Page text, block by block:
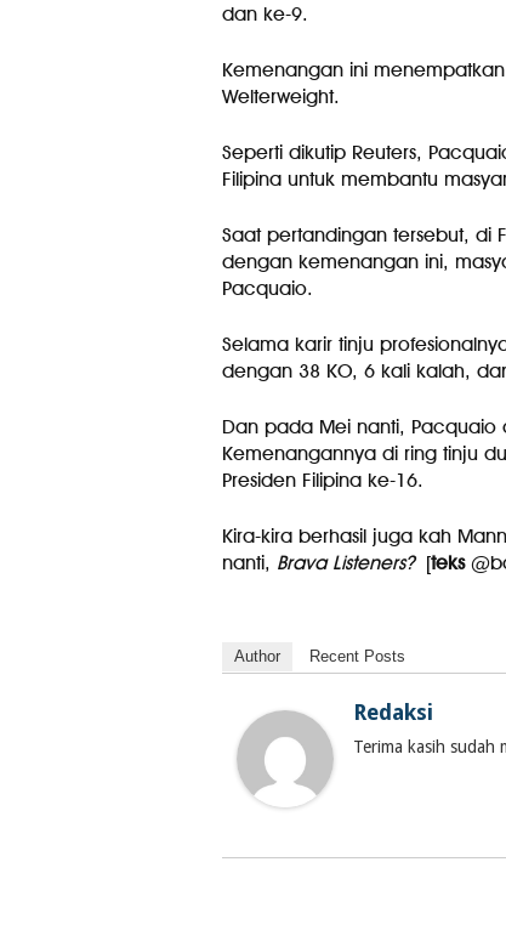
dan ke-9.
Kemenangan ini
Welterweight.
Seperti dikutip Reuters,
Filipina untuk membantu
Saat pertandingan tersebut, di
dengan kemenangan ini,
Pacquaio.
Selama karir tinju
dengan 38 KO, 6 kali kalah,
Dan pada Mei nanti, Pacquaio
Kemenangannya di ring tinju
Presiden Filipina ke-16.
Kira-kira berhasil juga kah
nanti, Brava Listeners? [teks
Author Recent Posts
Redaksi
Terima kasih sudah